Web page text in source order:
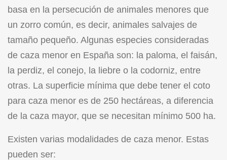
basa en la persecución de animales menores que
un zorro común, es decir, animales salvajes de
tamaño pequeño. Algunas especies consideradas
de caza menor en España son: la paloma, el faisán,
la perdiz, el conejo, la liebre o la codorniz, entre
otras. La superficie mínima que debe tener el coto
para caza menor es de 250 hectáreas, a diferencia
de la caza mayor, que se necesitan mínimo 500 ha.
Existen varias modalidades de caza menor. Estas
pueden ser: